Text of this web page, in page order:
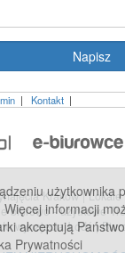
informacji
akceptują
Prywatności
| Kontakt|
Kraków|
biurowo - użytkowe
wynajęcia Łódź|